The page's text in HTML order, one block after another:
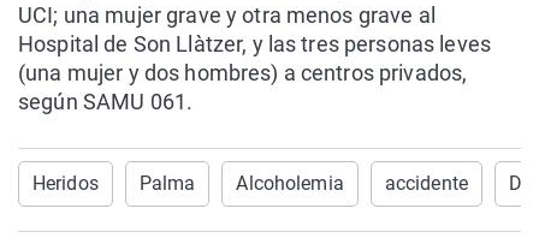
UCI; una mujer grave y otra menos grave al
Hospital de Son Llàtzer, y las tres personas leves
(una mujer y dos hombres) a centros privados,
según SAMU 061.
Heridos Palma Alcoholemia accidente